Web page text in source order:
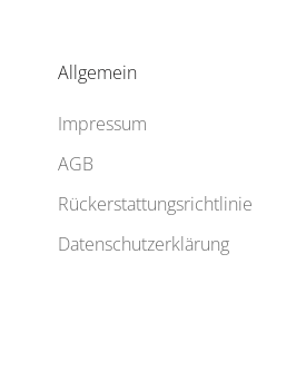
Allgemein
Impressum
AGB
Rückerstattungsrichtlinie
Datenschutzerklärung